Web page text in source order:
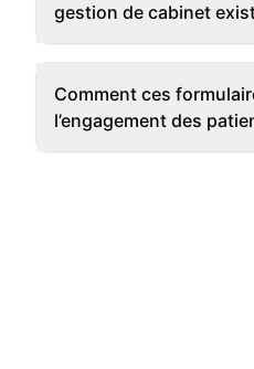
gestion de cabinet
Comment ces
l’engagement des